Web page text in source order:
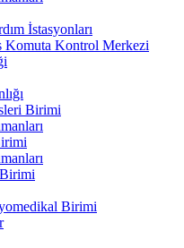
İstasyonları
Komuta Kontrol Merkezi
Birimi
Birimi